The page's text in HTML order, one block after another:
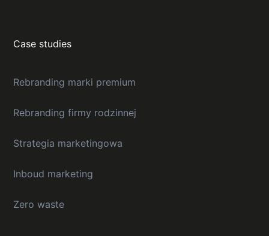
Case studies
Rebranding marki premium
Rebranding firmy rodzinnej
Strategia marketingowa
Inboud marketing
Zero waste